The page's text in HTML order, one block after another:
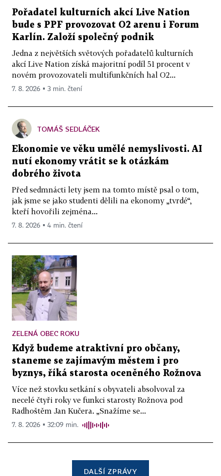
Pořadatel kulturních akcí Live Nation
bude s PPF provozovat O2 arenu i Forum
Karlín. Založí společný podnik
Jedna z největších světových pořadatelů kulturních
akcí Live Nation získá majoritní podíl 51 procent v
novém provozovateli multifunkčních hal O2...
7. 8. 2026 ▪ 3 min. čtení
TOMÁŠ SEDLÁČEK
Ekonomie ve věku umělé nemyslivosti. AI
nutí ekonomy vrátit se k otázkám
dobrého života
Před sedmnácti lety jsem na tomto místě psal o tom,
jak jsme se jako studenti dělili na ekonomy „tvrdé“,
kteří hovořili zejména...
7. 8. 2026 ▪ 4 min. čtení
ZELENÁ OBEC ROKU
Když budeme atraktivní pro občany,
staneme se zajímavým městem i pro
byznys, říká starosta oceněného Rožnova
Více než stovku setkání s obyvateli absolvoval za
necelé čtyři roky ve funkci starosty Rožnova pod
Radhoštěm Jan Kučera. „Snažíme se...
7. 8. 2026 ▪ 32:09 min.
DALŠÍ ZPRÁVY